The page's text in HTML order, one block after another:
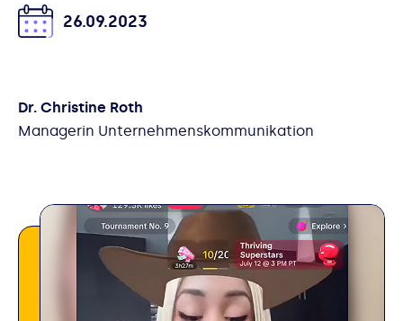
26.09.2023
Dr. Christine Roth
Managerin Unternehmenskommunikation